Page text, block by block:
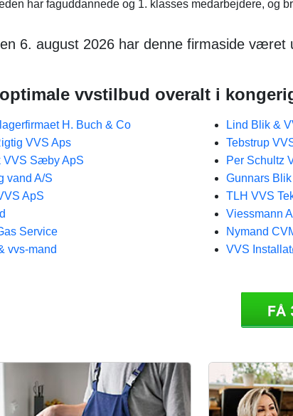
har faguddannede og 1. klasses medarbejdere, og
6. august 2026 har denne firmaside været
vvstilbud overalt i
H. Buch & Co
VVS Aps
VVS Sæby ApS
vand A/S
ApS
Service
vvs-mand
Lind Blik &
Tebstrup
Per Schultz
Gunnars Blik
TLH VVS
Viessmann
Nymand
VVS